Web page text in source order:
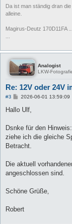
Da ist man ständig dran
alleine.
Magirus-Deutz 170D11FA
Analogist
LKW-
Re: 12V oder 24V
#3
B
i
a
2026-06-01 13:59:09
Hallo Ulf,
Dsnke für den
ziehe ich die gleiche
Betracht.
Die aktuell
angeschlossen sind.
Schöne Grüße,
Robert